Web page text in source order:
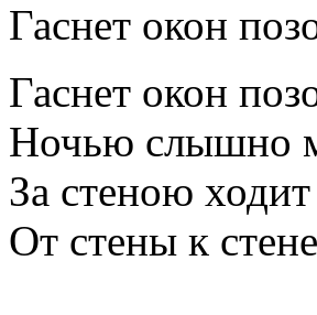
Гаснет окон
Гаснет окон
Ночью слышно
За стеною ходит
От стены к